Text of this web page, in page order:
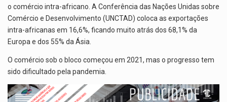
o comércio intra-africano. A Conferência das Nações Unidas sobre
Comércio e Desenvolvimento (UNCTAD) coloca as exportações
intra-africanas em 16,6%, ficando muito atrás dos 68,1% da
Europa e dos 55% da Ásia.
O comércio sob o bloco começou em 2021, mas o progresso tem
sido dificultado pela pandemia.